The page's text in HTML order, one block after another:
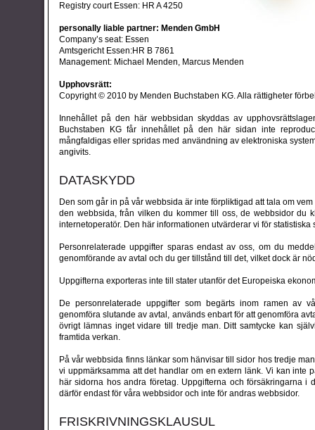
Registry court Essen: HR A 4250
personally liable partner: Menden GmbH
Company’s seat: Essen
Amtsgericht Essen:HR B 7861
Management: Michael Menden, Marcus Menden
Upphovsrätt:
Copyright © 2010 by Menden Buchstaben KG. Alla rättigheter
Innehållet på den här webbsidan skyddas av
Buchstaben KG får innehållet på den här sidan inte
mångfaldigas eller spridas med användning av elektroniska
angivits.
DATASKYDD
Den som går in på vår webbsida är inte förpliktigad att tala om
den webbsida, från vilken du kommer till oss, de webbsidor du
internetoperatör. Den här informationen utvärderar vi för
Personrelaterade uppgifter sparas endast av oss, om du
genomförande av avtal och du ger tillstånd till det, vilket dock är
Uppgifterna exporteras inte till stater utanför det Europeiska
De personrelaterade uppgifter som begärts inom ramen av
genomföra slutande av avtal, används enbart för att genomföra
övrigt lämnas inget vidare till tredje man. Ditt samtycke kan
framtida verkan.
På vår webbsida finns länkar som hänvisar till sidor hos tredje
vi uppmärksamma att det handlar om en extern länk. Vi kan inte
här sidorna hos andra företag. Uppgifterna och försäkringarna i
därför endast för våra webbsidor och inte för andras webbsidor.
FRISKRIVNINGSKLAUSUL